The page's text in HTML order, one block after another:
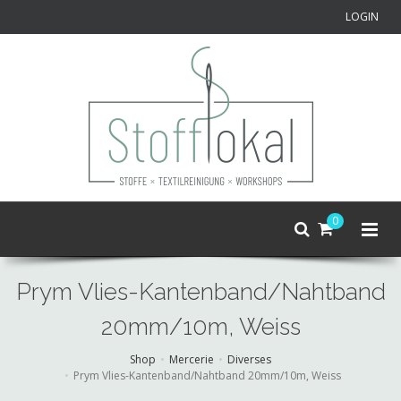
LOGIN
0
Prym Vlies-Kantenband/Nahtband
20mm/10m, Weiss
Shop Mercerie
Diverses
Prym Vlies-Kantenband/Nahtband 20mm/10m, Weiss